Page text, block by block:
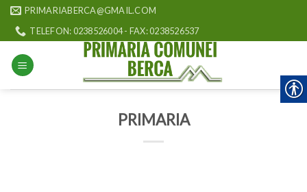
Skip
content
PRIMARIABERCA@GMAIL.COM
TELEFON: 0238526004 - FAX: 0238526537
PRIMARIA